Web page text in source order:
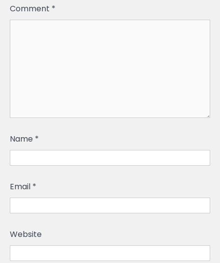
Comment *
Name *
Email *
Website